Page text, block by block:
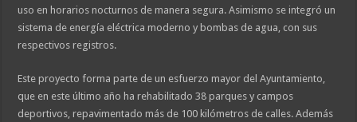
uso en horarios nocturnos de manera segura. Asimismo se integró un
sistema de energía eléctrica moderno y bombas de agua, con sus
respectivos registros.
Este proyecto forma parte de un esfuerzo mayor del Ayuntamiento,
que en este último año ha rehabilitado 38 parques y campos
deportivos, repavimentado más de 100 kilómetros de calles. Además